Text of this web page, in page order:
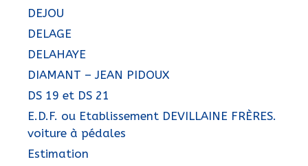
DEJOU
DELAGE
DELAHAYE
DIAMANT – JEAN PIDOUX
DS 19 et DS 21
E.D.F. ou Etablissement DEVILLAINE FRÈRES.
voiture à pédales
Estimation